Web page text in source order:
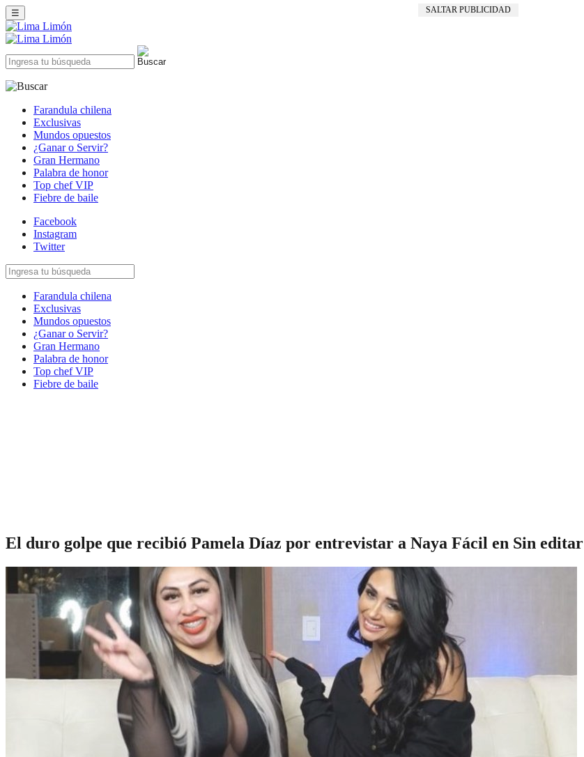
SALTAR PUBLICIDAD
☰
Farandula chilena
Exclusivas
Mundos opuestos
¿Ganar o Servir?
Gran Hermano
Palabra de honor
Top chef VIP
Fiebre de baile
Facebook
Instagram
Twitter
Farandula chilena
Exclusivas
Mundos opuestos
¿Ganar o Servir?
Gran Hermano
Palabra de honor
Top chef VIP
Fiebre de baile
El duro golpe que recibió Pamela Díaz por entrevistar a Naya Fácil en Sin editar